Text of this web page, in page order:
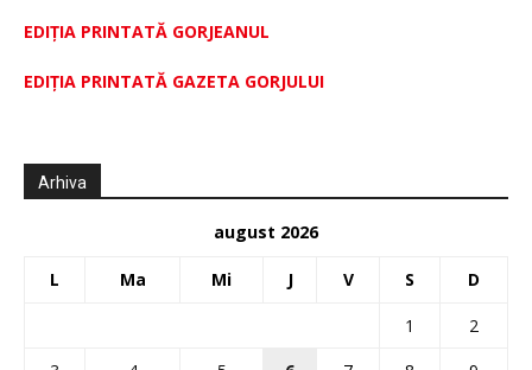
EDIȚIA PRINTATĂ GORJEANUL
EDIŢIA PRINTATĂ GAZETA GORJULUI
Arhiva
august 2026
L Ma Mi J V S D
1
2